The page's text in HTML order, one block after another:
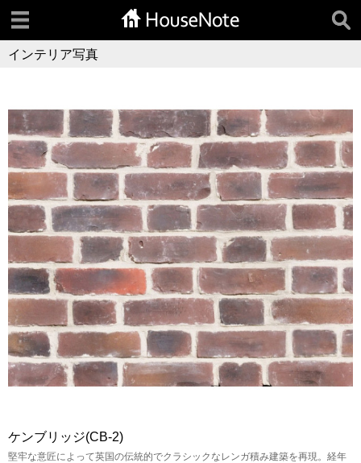
インテリア写真
ケンブリッジ(CB-2)
堅牢な意匠によって英国の伝統的でクラシックなレンガ積み建築を再現。経年